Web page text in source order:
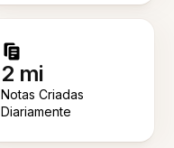
2 mi
Notas Criadas
Diariamente